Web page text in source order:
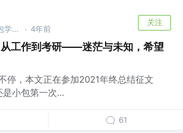
公众号: 小包学前端 · 4年前
关注
工作到考研——迷茫与未知，希望
停，本文正在参加2021年终总结征文
小包第一次...
61